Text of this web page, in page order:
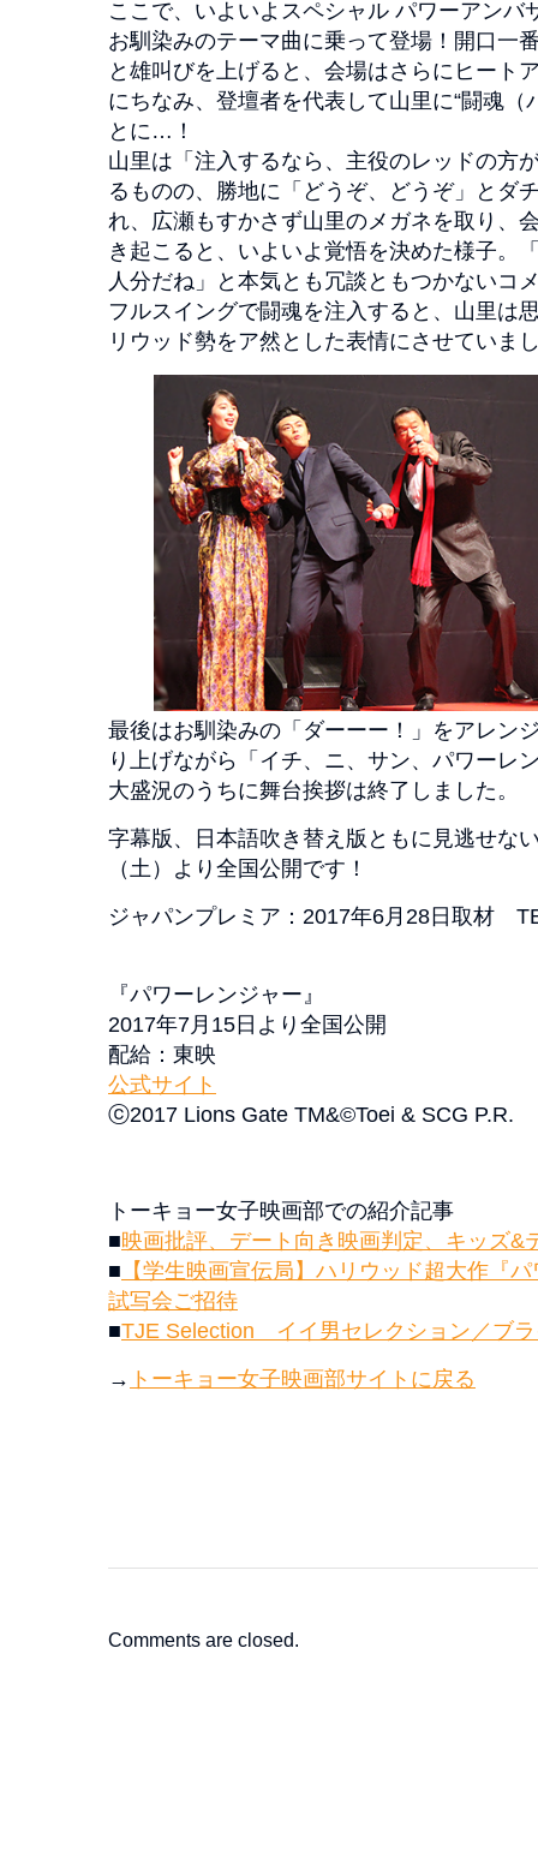
ここで、いよいよスペシャル パワーアンバ
お馴染みのテーマ曲に乗って登場！開口一
と雄叫びを上げると、会場はさらにヒート
にちなみ、登壇者を代表して山里に“闘魂（
とに…！
山里は「注入するなら、主役のレッドの方
るものの、勝地に「どうぞ、どうぞ」とダ
れ、広瀬もすかさず山里のメガネを取り、
き起こると、いよいよ覚悟を決めた様子。
人分だね」と本気とも冗談ともつかないコ
フルスイングで闘魂を注入すると、山里は
リウッド勢をア然とした表情にさせていま
最後はお馴染みの「ダーーー！」をアレン
り上げながら「イチ、ニ、サン、パワーレ
大盛況のうちに舞台挨拶は終了しました。
字幕版、日本語吹き替え版ともに見逃せな
（土）より全国公開です！
ジャパンプレミア：2017年6月28日取材
『パワーレンジャー』
2017年7月15日より全国公開
配給：東映
公式サイト
ⓒ2017 Lions Gate TM&©Toei & SCG P.R.
トーキョー女子映画部での紹介記事
■映画批評、デート向き映画判定、キッズ&
■ 【学生映画宣伝局】ハリウッド超大作『
試写会ご招待
■TJE Selection イイ男セレクション／ブ
→ トーキョー女子映画部サイトに戻る
Comments are closed.